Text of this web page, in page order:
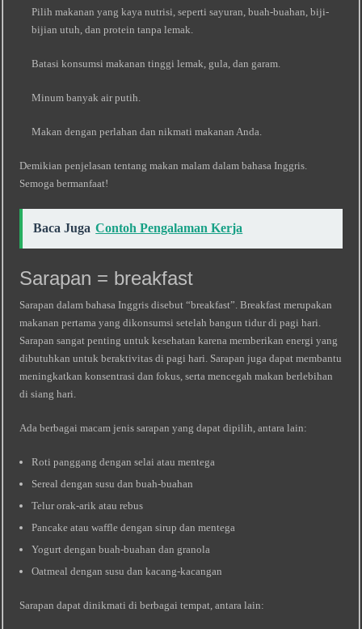
Pilih makanan yang kaya nutrisi, seperti sayuran, buah-buahan, biji-
bijian utuh, dan protein tanpa lemak.
Batasi konsumsi makanan tinggi lemak, gula, dan garam.
Minum banyak air putih.
Makan dengan perlahan dan nikmati makanan Anda.
Demikian penjelasan tentang makan malam dalam bahasa Inggris.
Semoga bermanfaat!
Baca Juga Contoh Pengalaman Kerja
Sarapan = breakfast
Sarapan dalam bahasa Inggris disebut “breakfast”. Breakfast merupakan
makanan pertama yang dikonsumsi setelah bangun tidur di pagi hari.
Sarapan sangat penting untuk kesehatan karena memberikan energi yang
dibutuhkan untuk beraktivitas di pagi hari. Sarapan juga dapat membantu
meningkatkan konsentrasi dan fokus, serta mencegah makan berlebihan
di siang hari.
Ada berbagai macam jenis sarapan yang dapat dipilih, antara lain:
Roti panggang dengan selai atau mentega
Sereal dengan susu dan buah-buahan
Telur orak-arik atau rebus
Pancake atau waffle dengan sirup dan mentega
Yogurt dengan buah-buahan dan granola
Oatmeal dengan susu dan kacang-kacangan
Sarapan dapat dinikmati di berbagai tempat, antara lain: